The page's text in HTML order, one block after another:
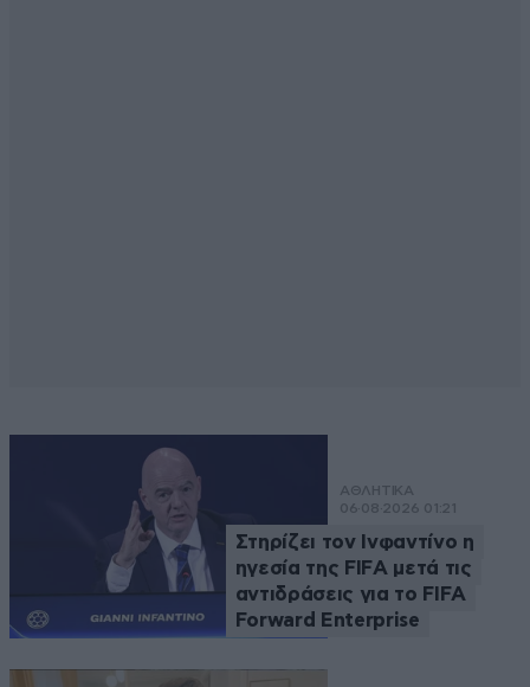
ΑΘΛΗΤΙΚΑ
06·08·2026 01:21
Στηρίζει τον Ινφαντίνο η
ηγεσία της FIFA μετά τις
αντιδράσεις για το FIFA
Forward Enterprise